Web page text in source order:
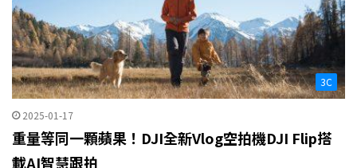
3C
2025-01-17
重量等同一顆蘋果！DJI全新Vlog空拍機DJI Flip搭
載AI智慧跟拍